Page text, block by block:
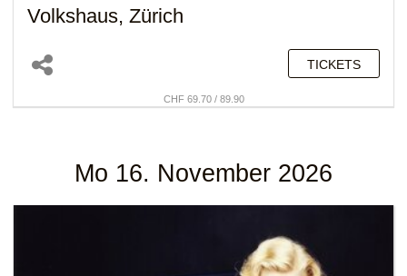
Volkshaus, Zürich
TICKETS
CHF 69.70 / 89.90
Mo 16. November 2026